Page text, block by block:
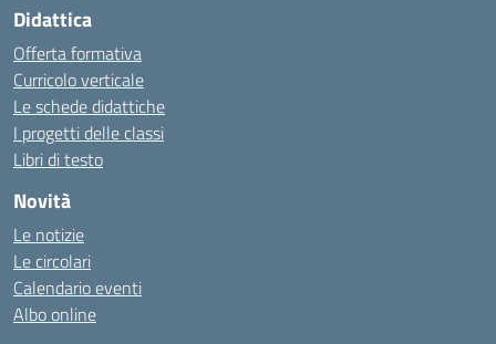
Didattica
Offerta formativa
Curricolo verticale
Le schede didattiche
I progetti delle classi
Libri di testo
Novità
Le notizie
Le circolari
Calendario eventi
Albo online